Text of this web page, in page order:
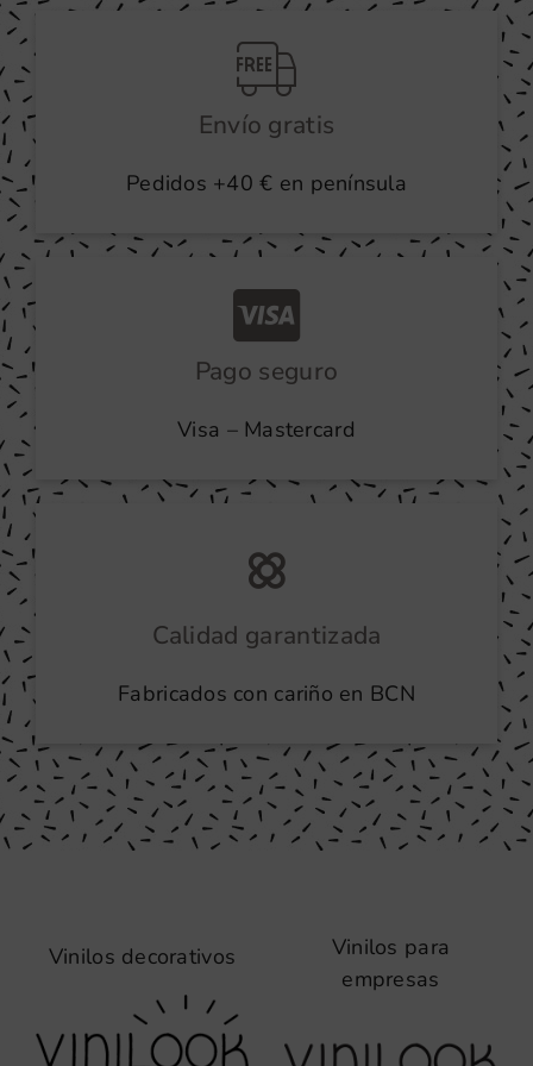
Envío gratis
Pedidos +40 € en península
Pago seguro
Visa – Mastercard
Calidad garantizada
Fabricados con cariño en BCN
Vinilos decorativos
Vinilos para
empresas